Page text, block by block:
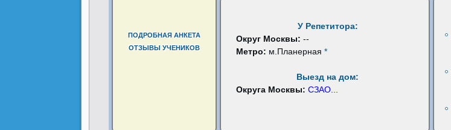
ПОДРОБНАЯ АНКЕТА
ОТЗЫВЫ УЧЕНИКОВ
У Репетитора:
Округ Москвы: --
Метро: м.Планерная *
Выезд на дом:
Округа Москвы: СЗАО...